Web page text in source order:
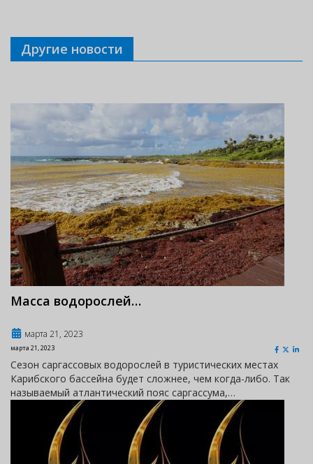
Другие новости
Масса водорослей…
марта 21, 2023
марта 21, 2023
Сезон саргассовых водорослей в туристических местах
Карибского бассейна будет сложнее, чем когда-либо. Так
называемый атлантический пояс саргассума,…